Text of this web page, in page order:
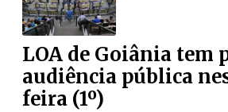
LOA de Goiânia tem
audiência pública
feira (1º)